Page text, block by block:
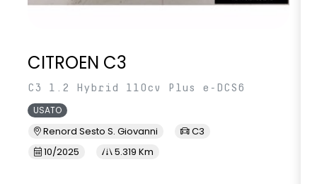
CITROEN C3
C3 1.2 Hybrid 110cv Plus e-DCS6
USATO
Renord Sesto S. Giovanni
C3
10/2025
5.319 Km